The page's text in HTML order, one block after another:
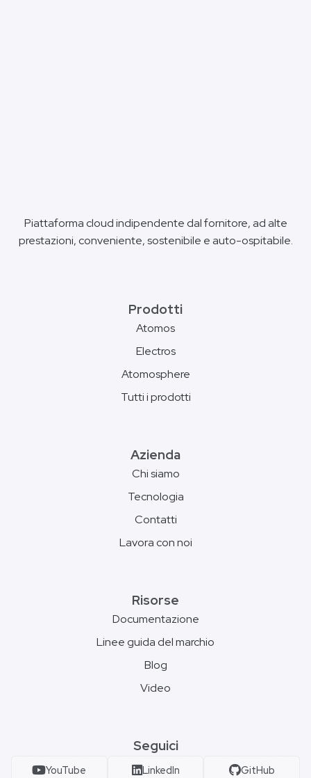
Piattaforma cloud indipendente dal fornitore, ad alte
prestazioni, conveniente, sostenibile e auto-ospitabile.
Prodotti
Atomos
Electros
Atomosphere
Tutti i prodotti
Azienda
Chi siamo
Tecnologia
Contatti
Lavora con noi
Risorse
Documentazione
Linee guida del marchio
Blog
Video
Seguici
YouTube LinkedIn GitHub